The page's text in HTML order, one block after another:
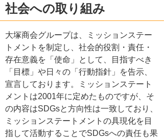
社会への取り組み
大塚商会グループは、ミッションステー
トメントを制定し、社会的役割・責任・
存在意義を「使命」として、目指すべき
「目標」や日々の「行動指針」を告示、
宣言しております。ミッションステート
メントは2001年に定めたものですが、そ
の内容はSDGsと方向性は一致しており、
ミッションステートメントの具現化を目
指して活動することでSDGsへの責任も果